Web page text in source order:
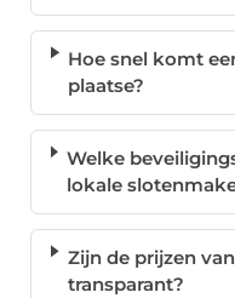
Hoe snel komt
plaatse?
Welke
lokale
Zijn de prijzen
transparant?